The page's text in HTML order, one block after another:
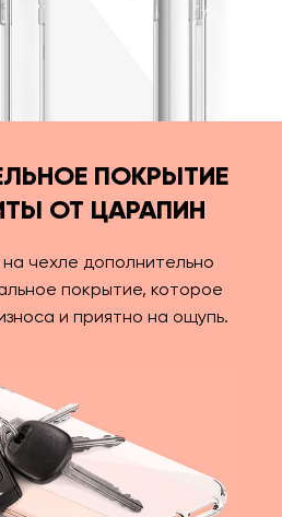
ПОКРЫТИЕ
ОТ ЦАРАПИН
чехле дополнительно
покрытие, которое
и приятно на ощупь.